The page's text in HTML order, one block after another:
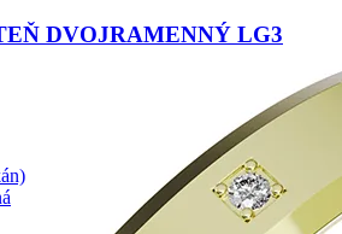
DVOJRAMENNÝ LG3